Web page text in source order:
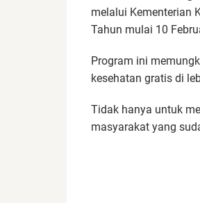
melalui Kementerian
Tahun mulai 10
Program ini
kesehatan gratis di
Tidak hanya untuk
masyarakat yang